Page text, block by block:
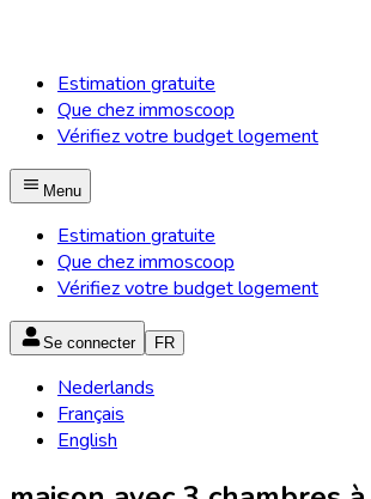
Estimation gratuite
Que chez immoscoop
Vérifiez votre budget logement
Menu
Estimation gratuite
Que chez immoscoop
Vérifiez votre budget logement
Se connecter FR
Nederlands
Français
English